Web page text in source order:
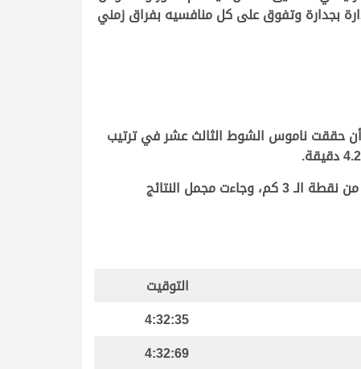
بالصدارة بجدارة وتفوق على كل منافسيه بفراق زمني
أن حققت ناموس الشوط الثالث عشر في ترتيب
وتوالت أشواط الحقايق العامة إنتاج صباح اليوم على مدار 15 شوطاً خصصت 9 منها للبكار و6 للقعدان، جرت جميعها من نقطة الـ 3 كم، وجاءت مجمل النتائج
التوقيت
4:32:35
4:32:69